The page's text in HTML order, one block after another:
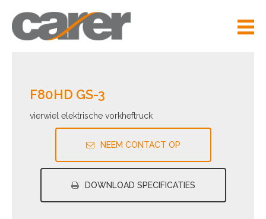
F80HD GS-3
vierwiel elektrische vorkheftruck
NEEM CONTACT OP
DOWNLOAD SPECIFICATIES